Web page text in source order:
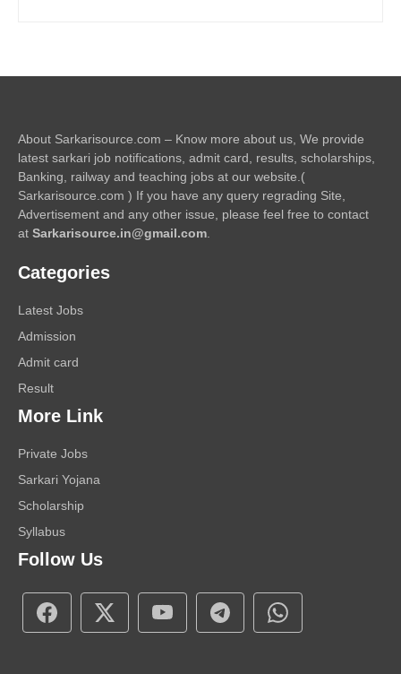
About Sarkarisource.com – Know more about us, We provide
latest sarkari job notifications, admit card, results, scholarships,
Banking, railway and teaching jobs at our website.(
Sarkarisource.com ) If you have any query regrading Site,
Advertisement and any other issue, please feel free to contact
at Sarkarisource.in@gmail.com
Categories
Latest Jobs
Admission
Admit card
Result
More Link
Private Jobs
Sarkari Yojana
Scholarship
Syllabus
Follow Us